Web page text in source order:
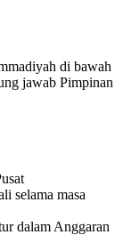
di bawah
jawab Pimpinan
selama masa
dalam Anggaran